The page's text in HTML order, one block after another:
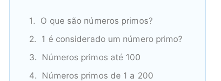
O que são números primos?
1 é considerado um número primo?
Números primos até 100
Números primos de 1 a 200